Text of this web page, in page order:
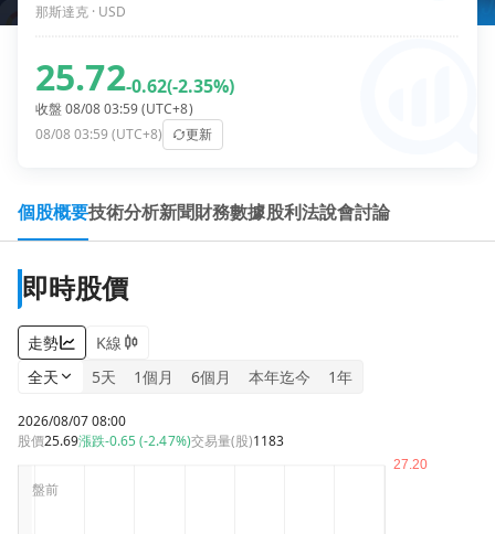
那斯達克 · USD
25.72-0.62(-2.35%)
收盤 08/08 03:59 (UTC+8)
08/08 03:59 (UTC+8)
更新
個股概要技術分析新聞財務數據股利法說會討論
即時股價
走勢
K線
全天
5天 1個月 6個月 本年迄今 1年
2026/08/07 08:00
股價25.69漲跌-0.65 (-2.47%)交易量(股)1183